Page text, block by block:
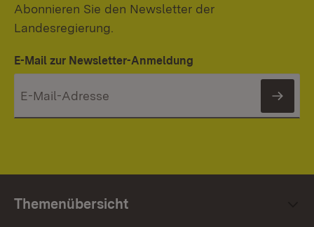
Abonnieren Sie den Newsletter der
Landesregierung.
E-Mail zur Newsletter-Anmeldung
Themenübersicht